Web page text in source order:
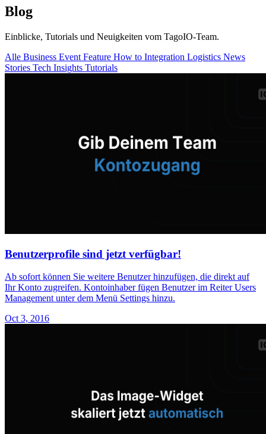
Blog
Einblicke, Tutorials und Neuigkeiten vom TagoIO-Team.
Alle Business Event Feature How to Integration Logistics News
Stories Tech Insights Tutorials
Benutzerprofile sind jetzt verfügbar!
Ab sofort können Sie weitere Benutzer hinzufügen, die direkt auf
Ihr Konto zugreifen. Kontoinhaber fügen Benutzer im Reiter Users
Management unter dem Menü Settings hinzu.
Oct 3, 2016